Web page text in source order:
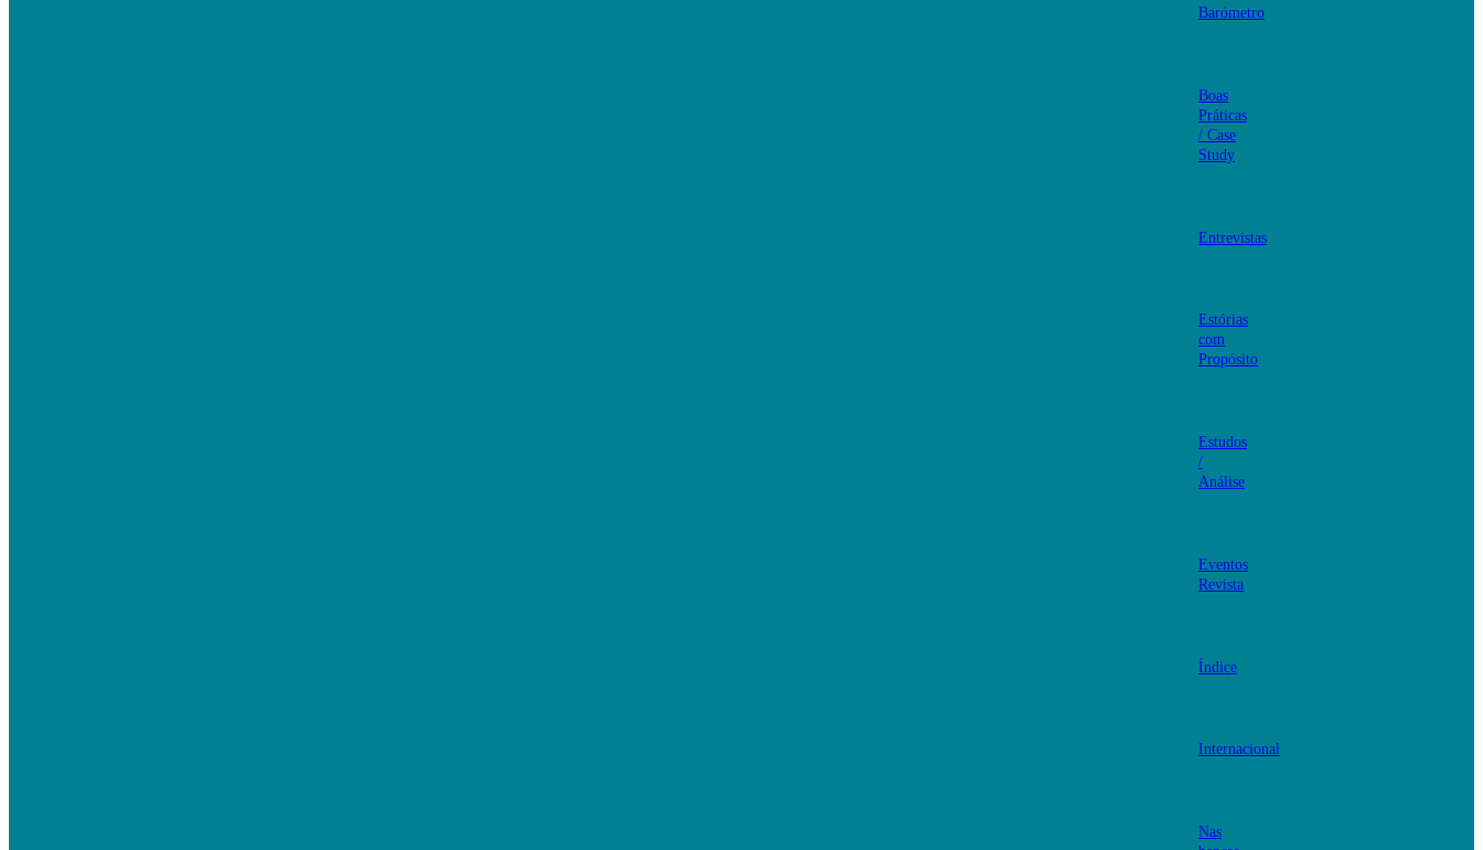
Barómetro
Boas
Práticas
/ Case
Study
Entrevistas
Estórias
com
Propósito
Estudos
/
Análise
Eventos
Revista
Índice
Internacional
Nas